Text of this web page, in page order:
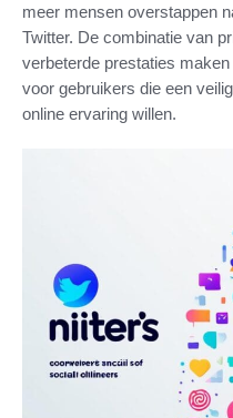
meer mensen overstappen
Twitter. De combinatie van
verbeterde prestaties
voor gebruikers die een
online ervaring willen.